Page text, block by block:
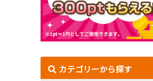
カテゴリーから探す